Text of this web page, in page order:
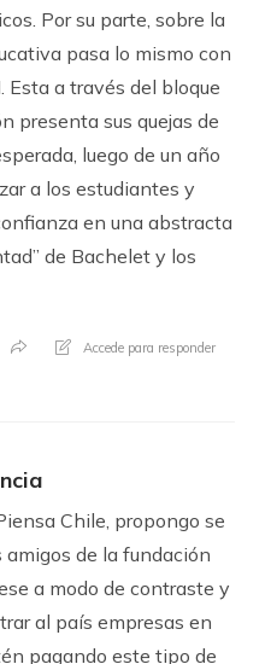
Por su parte, sobre la
pasa lo mismo con
Esta a través del bloque
presenta sus quejas de
luego de un año
a los estudiantes y
en una abstracta
de Bachelet y los
Accede para responder
Chile, propongo se
amigos de la fundación
a modo de contraste y
al país empresas en
pagando este tipo de